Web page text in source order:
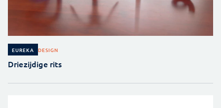
EUREKA DESIGN
Driezijdige rits